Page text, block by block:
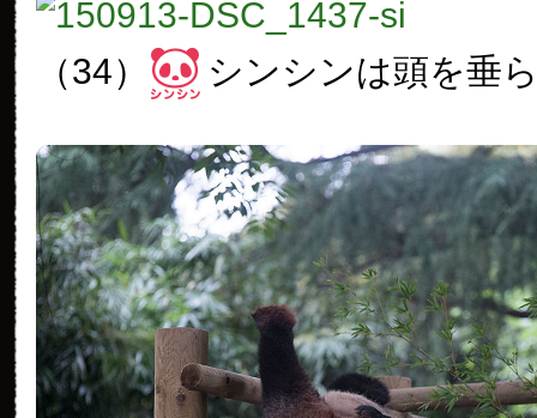
（34） シンシンは頭を垂